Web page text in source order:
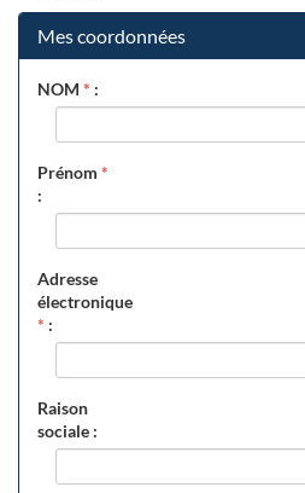
Mes coordonnées
NOM * :
Prénom *
:
Adresse
électronique
* :
Raison
sociale :